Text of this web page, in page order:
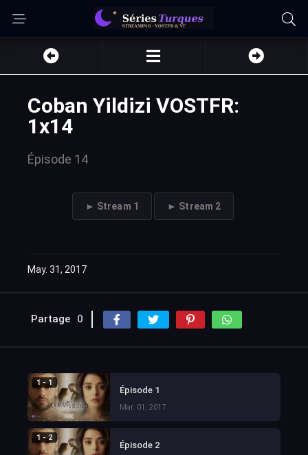
Coban Yildizi VOSTFR:
1x14
Épisode 14
► Stream 1 ► Stream 2
May. 31, 2017
Partage 0
1 - 1
Épisode 1
Mar. 01, 2017
1 - 2
Épisode 2